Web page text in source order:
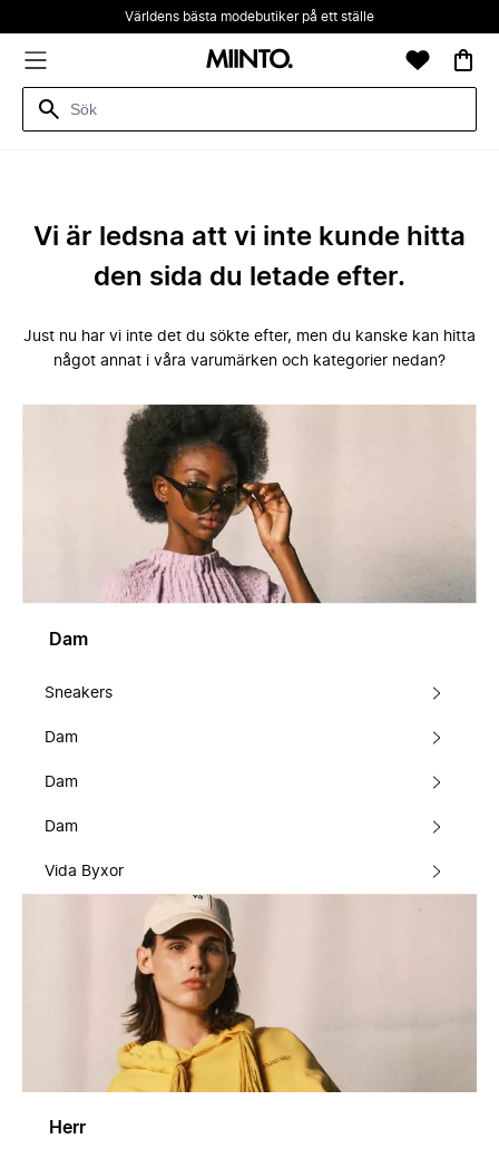
Världens bästa modebutiker på ett ställe
Vi är ledsna att vi inte kunde hitta
den sida du letade efter.
Just nu har vi inte det du sökte efter, men du kanske kan hitta
något annat i våra varumärken och kategorier nedan?
Dam
Sneakers
Dam
Dam
Dam
Vida Byxor
Herr